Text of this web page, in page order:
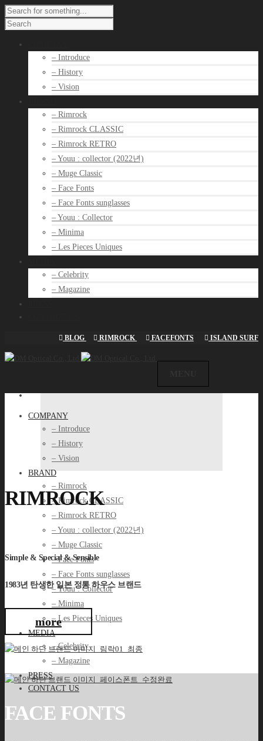
– Introduce
– History
– Vision
– Rimrock
– Rimrock CLASSIC
– Rimrock RETRO
– Youu : collector (2022년)
– Muge Classic
– Face Fonts
– Face Fonts sunglasses
– Youu : Collector
– Minima
– Les Pieces Uniques
– Celebrity
– Magazine
BLOG RIMROCK FACEFONTS ISLAND SURF
COMPANY
– Introduce
– History
– Vision
BRAND
– Rimrock
– Rimrock CLASSIC
– Rimrock RETRO
– Youu : collector (2022년)
– Muge Classic
– Face Fonts
– Face Fonts sunglasses
– Youu : Collector
– Minima
– Les Pieces Uniques
MEDIA
– Celebrity
– Magazine
PRESS
CONTACT US
RIMROCK
Simple & Special & Sensible
1983년 탄생한 일본 정통 하우스 브랜드
more
FACE FONTS